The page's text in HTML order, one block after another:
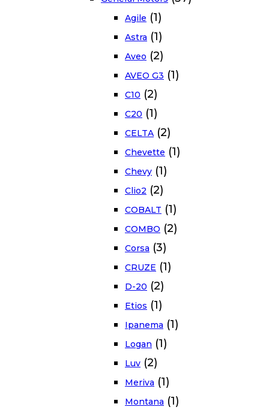
Agile (1)
Astra (1)
Aveo (2)
AVEO G3 (1)
C10 (2)
C20 (1)
CELTA (2)
Chevette (1)
Chevy (1)
Clio2 (2)
COBALT (1)
COMBO (2)
Corsa (3)
CRUZE (1)
D-20 (2)
Etios (1)
Ipanema (1)
Logan (1)
Luv (2)
Meriva (1)
Montana (1)